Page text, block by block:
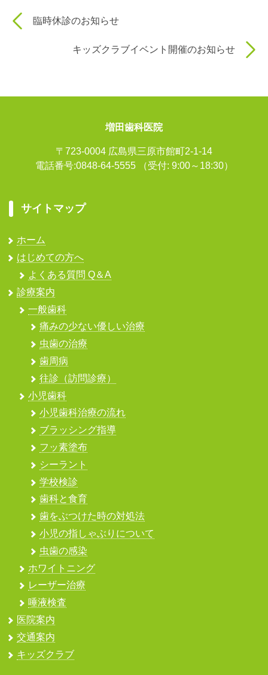
臨時休診のお知らせ
キッズクラブイベント開催のお知らせ
増田歯科医院
〒723-0004 広島県三原市館町2-1-14
電話番号:0848-64-5555
（受付: 9:00～18:30）
サイトマップ
ホーム
はじめての方へ
よくある質問 Q＆A
診療案内
一般歯科
痛みの少ない優しい治療
虫歯の治療
歯周病
往診（訪問診療）
小児歯科
小児歯科治療の流れ
ブラッシング指導
フッ素塗布
シーラント
学校検診
歯科と食育
歯をぶつけた時の対処法
小児の指しゃぶりについて
虫歯の感染
ホワイトニング
レーザー治療
唾液検査
医院案内
交通案内
キッズクラブ